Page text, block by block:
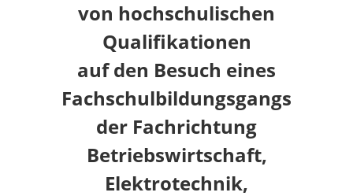
von hochschulischen
Qualifikationen
auf den Besuch eines
Fachschulbildungsgangs
der Fachrichtung
Betriebswirtschaft,
Elektrotechnik,